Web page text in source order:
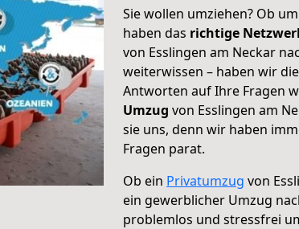
Sie wollen umziehen? Ob
haben das richtige
von Esslingen am Neckar
weiterwissen – haben wir
Antworten auf Ihre Fragen
Umzug von Esslingen am
sie uns, denn wir haben
Fragen parat.
Ob ein Privatumzug von
ein gewerblicher Umzug
problemlos und stressfrei